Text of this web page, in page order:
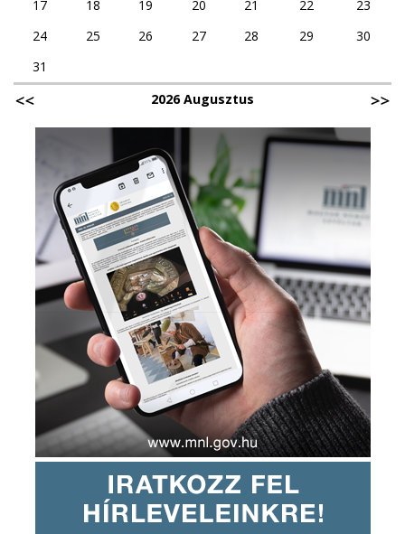
17
18 19 20 21 22
23
24
25 26 27 28 29
30
31
2026 Augusztus